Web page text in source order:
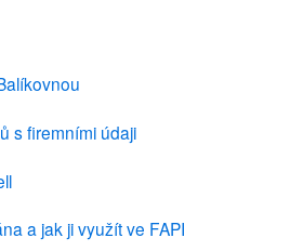
s firemními údaji
a jak ji využít ve FAPI